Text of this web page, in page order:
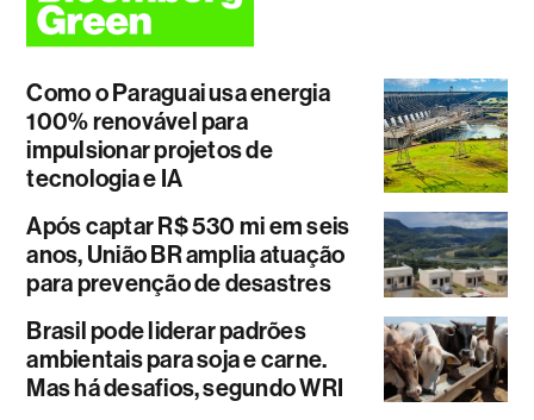
Como o Paraguai usa energia
100% renovável para
impulsionar projetos de
tecnologia e IA
Após captar R$ 530 mi em seis
anos, União BR amplia atuação
para prevenção de desastres
Brasil pode liderar padrões
ambientais para soja e carne.
Mas há desafios, segundo WRI